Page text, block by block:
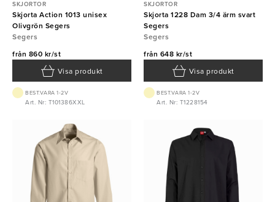
SKJORTOR
Skjorta Action 1013 unisex
Olivgrön Segers
Segers
från 860 kr/st
Visa produkt
BEST.VARA 1-2V
Art. Nr: T101386XXL
SKJORTOR
Skjorta 1228 Dam 3/4 ärm svart
Segers
Segers
från 648 kr/st
Visa produkt
BEST.VARA 1-2V
Art. Nr: T1228154